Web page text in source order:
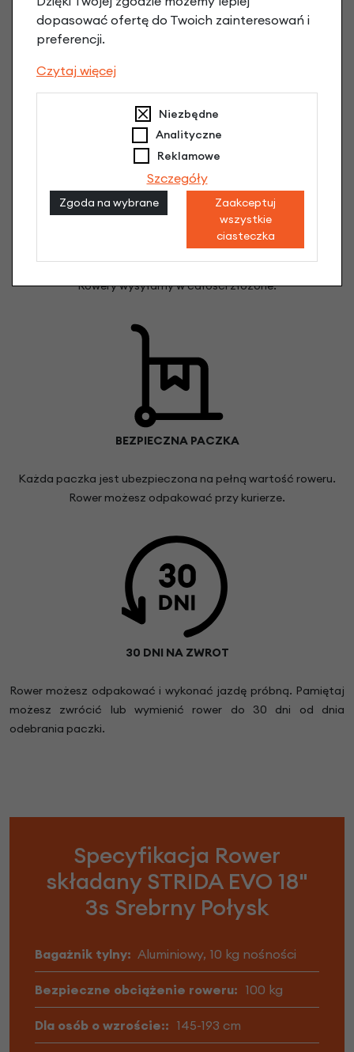
PEŁNA GWARANCJA PRODUCENTA
2 lata na pozostałe części i osprzęt
ROWER GOTOWY DO JAZDY
Rowery wysyłamy w całości złożone.
BEZPIECZNA PACZKA
Każda paczka jest ubezpieczona na pełną wartość roweru.
Rower możesz odpakować przy kurierze.
30 DNI NA ZWROT
Rower możesz odpakować i wykonać jazdę próbną. Pamiętaj
możesz zwrócić lub wymienić rower do 30 dni od dnia
odebrania paczki.
Specyfikacja Rower
składany STRIDA EVO 18"
3s Srebrny Połysk
Bagażnik tylny: Aluminiowy, 10 kg nośności
Bezpieczne obciążenie roweru: 100 kg
Dla osób o wzroście:: 145-193 cm
dopasować ofertę do Twoich zainteresowań i
preferencji.
Czytaj więcej
Niezbędne
Analityczne
Reklamowe
Szczegóły
Zgoda na wybrane
Zaakceptuj
wszystkie
ciasteczka